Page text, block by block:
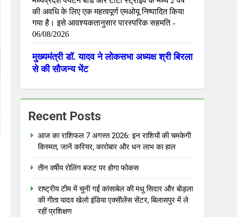
Recent Posts
आज का राशिफल 7 अगस्त 2026: इन राशियों की चमकेगी
किस्मत, जानें करियर, कारोबार और धन लाभ का हाल
तीन वर्षीय रोलिंग बजट पर होगा फोकस
राष्ट्रीय टीम में चुनी गईं कांसाबेल की मधु सिदार और बोड़ला
की गीता यादव खेलो इंडिया एक्सीलेंस सेंटर, बिलासपुर में ले
रहीं प्रशिक्षण